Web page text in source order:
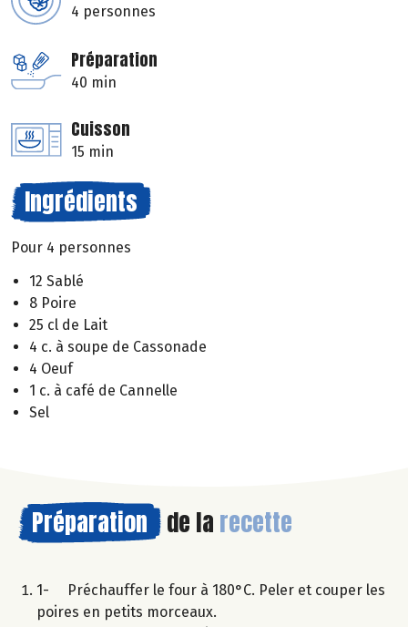
4 personnes
Préparation
40 min
Cuisson
15 min
Ingrédients
Pour 4 personnes
12 Sablé
8 Poire
25 cl de Lait
4 c. à soupe de Cassonade
4 Oeuf
1 c. à café de Cannelle
Sel
Préparation de la recette
1- Préchauffer le four à 180°C. Peler et couper les
poires en petits morceaux.